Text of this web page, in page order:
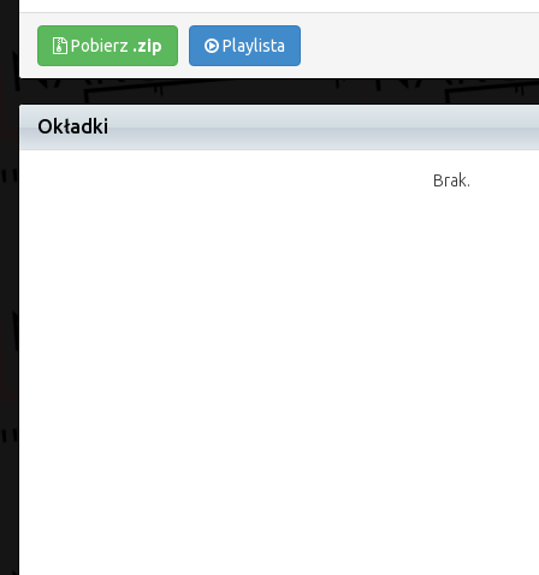
Pobierz .zip Playlista
Okładki
Brak.